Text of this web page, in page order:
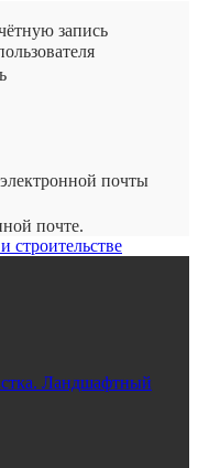
запись
почты
почте.
строительстве
Ландшафтный